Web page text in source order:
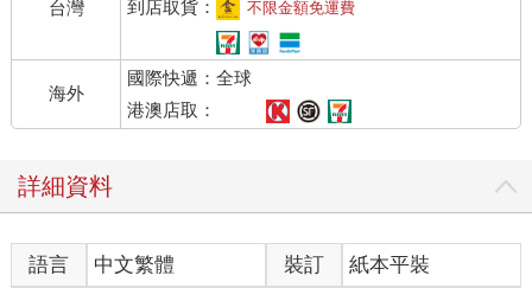
迄今仍忘不了那位大叔令人佩服的中立態度。
無論是悲是喜都只是坦然接受，一心一意埋頭工作，是典型的
「市井之間的天才」。關於他的人生我了解不多，只能確定他有
感情融洽的家人，家庭和諧。他也經常提起太太和兒子女兒。
店裡如果發生爭吵他就會勸阻，如果有人樂呵呵的他就一起笑，
米丸子帶去他就會喜孜孜地說聲「謝謝喔」收下之後分享給大
家，總是準時營業到深夜二點，然後獨自騎腳踏車回家。就是這
樣的大叔。
一如他工作時的埋頭苦幹，他也同樣埋頭不停喝酒，所以才會那
台灣
到店取貨：
不限金額免運費
海外
國際快遞：全球
港澳店取：
詳細資料
語言 中文繁體 裝訂
紙本平裝